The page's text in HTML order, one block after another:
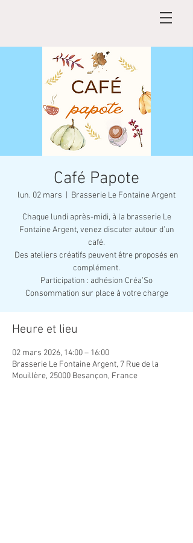
Café Papote
lun. 02 mars Brasserie Le Fontaine Argent
Chaque lundi après-midi, à la brasserie Le
Fontaine Argent, venez discuter autour d’un
café.
Des ateliers créatifs peuvent être proposés en
complément.
Participation : adhésion Créa’So
Consommation sur place à votre charge
Heure et lieu
02 mars 2026, 14:00 – 16:00
Brasserie Le Fontaine Argent, 7 Rue de la
Mouillère, 25000 Besançon, France